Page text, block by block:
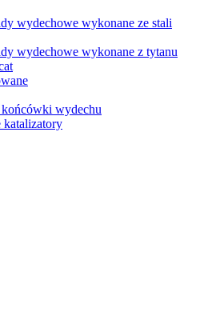
wydechowe wykonane ze stali
wydechowe wykonane z tytanu
wydechu
katalizatory